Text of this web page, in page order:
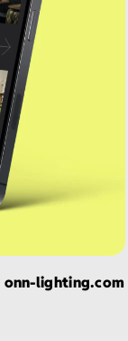
onn-lighting.com